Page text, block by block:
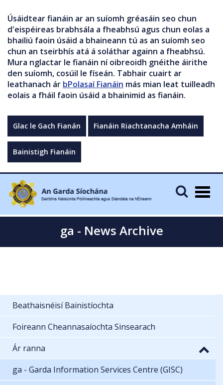
Úsáidtear fianáin ar an suíomh gréasáin seo chun
d'eispéireas brabhsála a fheabhsú agus chun eolas a
bhailiú faoin úsáid a bhaineann tú as an suíomh seo
chun an tseirbhís atá á soláthar againn a fheabhsú.
Mura nglactar le fianáin ní oibreoidh gnéithe áirithe
den suíomh, cosúil le físeán. Tabhair cuairt ar
leathanach ár bPolasaí Fianáin más mian leat tuilleadh
eolais a fháil faoin úsáid a bhainimid as fianáin.
Glac le Gach Fianán Fianáin Riachtanacha Amháin
Bainistigh Fianáin
ga - News Archive
Beathaisnéisí Bainistíochta
Foireann Cheannasaíochta Sinsearach
Ár ranna
ga - Garda Information Services Centre (GISC)